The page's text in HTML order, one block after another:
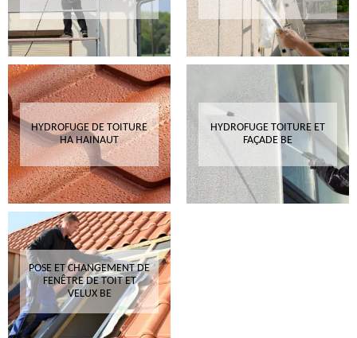
HYDROFUGE DE TOITURE
HA HAINAUT
HYDROFUGE TOITURE ET
FAÇADE BE
POSE ET CHANGEMENT DE
FENÊTRE DE TOIT ET
VELUX BE